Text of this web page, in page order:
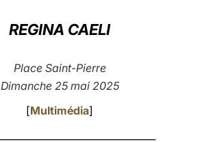
REGINA CAELI
Place Saint-Pierre
Dimanche 25 mai 2025
[Multimédia]